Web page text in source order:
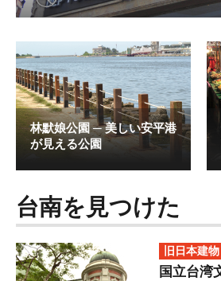
林默娘公園 ─ 美しい安平港
が見える公園
台南を見つけた
旧日本建物
国立台湾